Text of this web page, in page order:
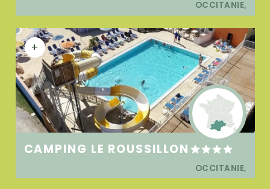
OCCITANIE,
+
CAMPING LE ROUSSILLON
OCCITANIE,